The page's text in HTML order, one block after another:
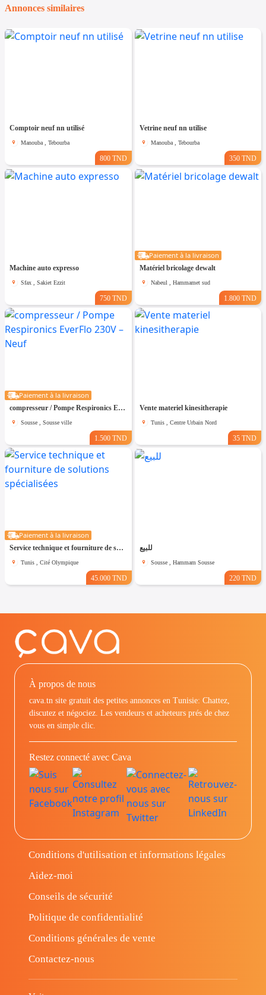
Annonces similaires
Comptoir neuf nn utilisé
Manouba , Tebourba
800 TND
Vetrine neuf nn utilise
Manouba , Tebourba
350 TND
Machine auto expresso
Sfax , Sakiet Ezzit
750 TND
Paiement à la livraison
Matériel bricolage dewalt
Nabeul , Hammamet sud
1.800 TND
Paiement à la livraison
compresseur / Pompe Respironics EverFlo 230V – Neuf
Sousse , Sousse ville
1.500 TND
Vente materiel kinesitherapie
Tunis , Centre Urbain Nord
35 TND
Paiement à la livraison
Service technique et fourniture de solutions spécialisées
Tunis , Cité Olympique
45.000 TND
للبيع
Sousse , Hammam Sousse
220 TND
À propos de nous
cava.tn site gratuit des petites annonces en Tunisie: Chattez,
discutez et négociez. Les vendeurs et acheteurs prés de chez
vous en simple clic.
Restez connecté avec Cava
Conditions d'utilisation et informations légales
Aidez-moi
Conseils de sécurité
Politique de confidentialité
Conditions générales de vente
Contactez-nous